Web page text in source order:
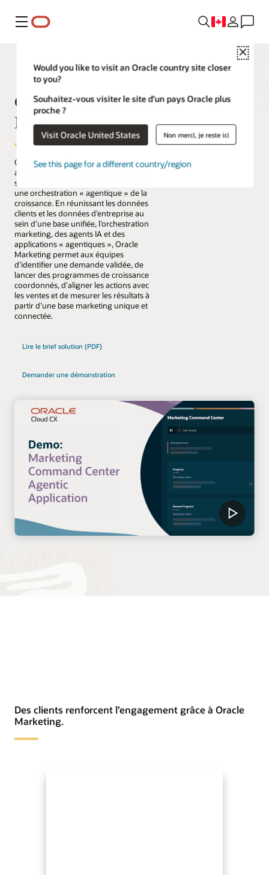
Menu
Close
Would you like to visit an Oracle country site closer
to you?
Souhaitez-vous visiter le site d’un pays Oracle plus
proche ?
Visit Oracle United States Non merci, je reste ici
See this page for a different country/region
Oracle Fusion Cloud
Marketing
Oracle Fusion Cloud Marketing permet
aux organisations d’évoluer d’une
simple exécution de campagnes vers
une orchestration « agentique » de la
croissance. En réunissant les données
clients et les données d’entreprise au
sein d’une base unifiée, l’orchestration
marketing, des agents IA et des
applications « agentiques », Oracle
Marketing permet aux équipes
d’identifier une demande validée, de
lancer des programmes de croissance
coordonnés, d’aligner les actions avec
les ventes et de mesurer les résultats à
partir d’une base marketing unique et
connectée.
Lire le brief solution (PDF)
Demander une démonstration
Des clients renforcent l’engagement grâce à Oracle
Marketing.